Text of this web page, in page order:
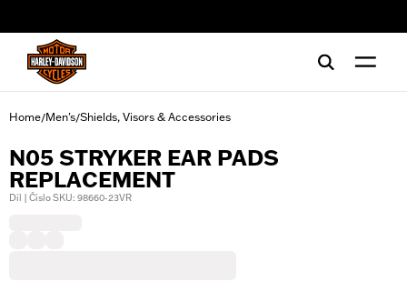
Home/Men's/Shields, Visors & Accessories
N05 STRYKER EAR PADS
REPLACEMENT
Díl | Číslo SKU: 98660-23VR